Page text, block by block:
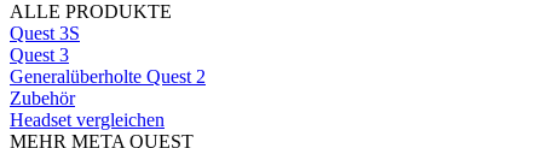
ALLE PRODUKTE
Quest 3S
Quest 3
Generalüberholte Quest 2
Zubehör
Headset vergleichen
MEHR META QUEST